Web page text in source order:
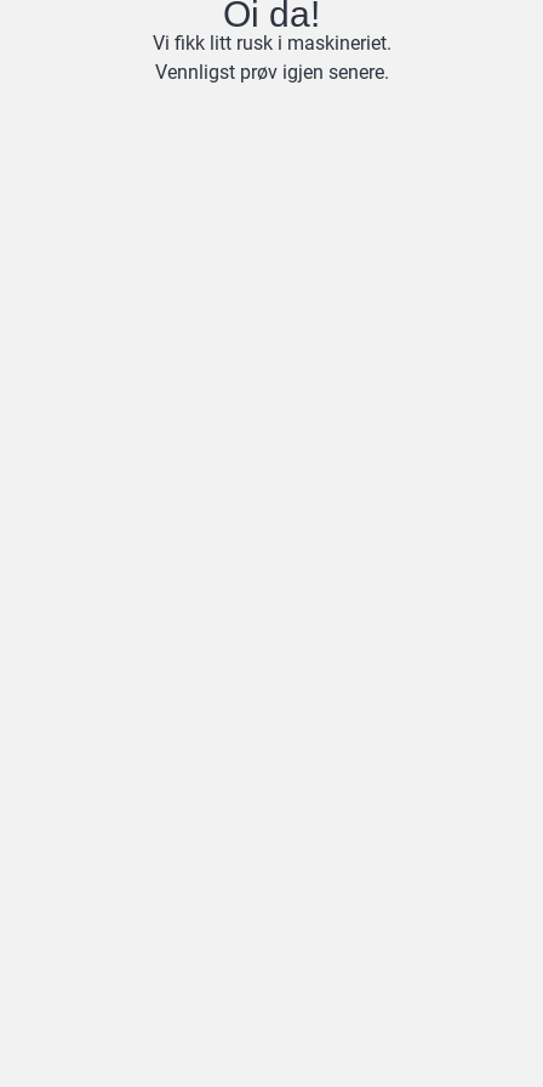
Oi da!
Vi fikk litt rusk i maskineriet.
Vennligst prøv igjen senere.